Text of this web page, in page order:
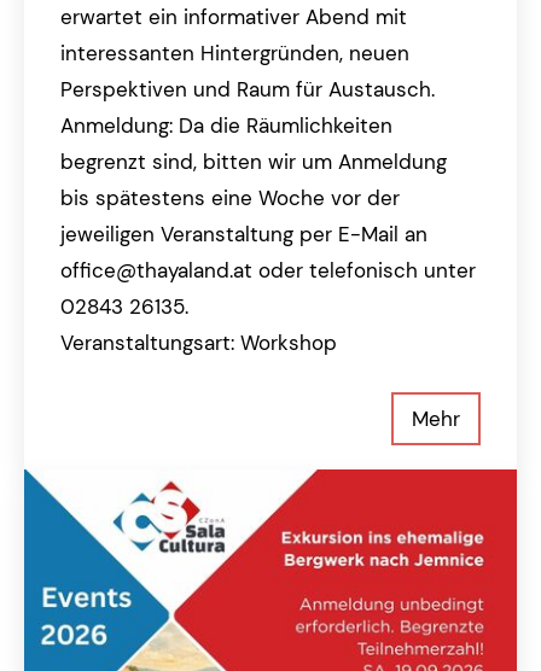
erwartet ein informativer Abend mit
interessanten Hintergründen, neuen
Perspektiven und Raum für Austausch.
Anmeldung: Da die Räumlichkeiten
begrenzt sind, bitten wir um Anmeldung
bis spätestens eine Woche vor der
jeweiligen Veranstaltung per E-Mail an
office@thayaland.at oder telefonisch unter
02843 26135.
Veranstaltungsart: Workshop
Mehr